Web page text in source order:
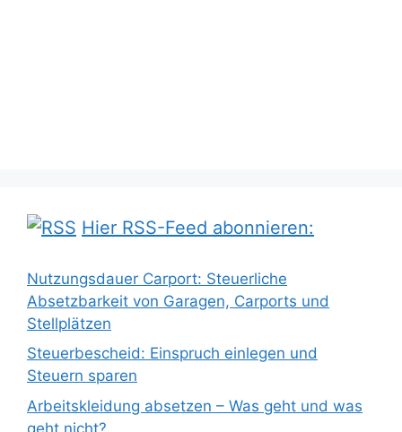
Hier RSS-Feed abonnieren:
Nutzungsdauer Carport: Steuerliche
Absetzbarkeit von Garagen, Carports und
Stellplätzen
Steuerbescheid: Einspruch einlegen und
Steuern sparen
Arbeitskleidung absetzen – Was geht und was
geht nicht?